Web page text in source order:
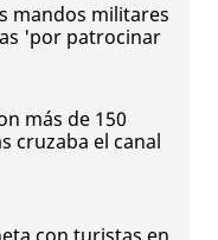
mandos militares
'por patrocinar
más de 150
cruzaba el canal
con turistas en